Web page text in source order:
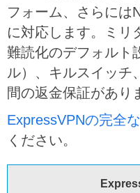
フォーム、さらには
に対応します。ミリ
難読化のデフォルト
ル）、キルスイッチ
間の返金保証があり
ExpressVPNの完全
ください。